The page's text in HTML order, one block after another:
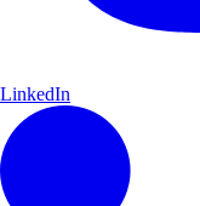
LinkedIn